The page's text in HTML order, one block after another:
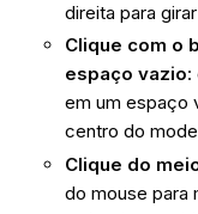
direita para
Clique com o
espaço vazio:
em um espaço
centro do
Clique do
do mouse para